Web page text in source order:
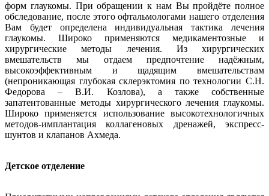
форм глаукомы. При обращении к нам Вы пройдёте полное
обследование, после этого офтальмологами нашего отделения
Вам будет определена индивидуальная тактика лечения
глаукомы. Широко применяются медикаментозные и
хирургические методы лечения. Из хирургических
вмешательств мы отдаем предпочтение надёжным,
высокоэффективным и щадящим вмешательствам
(непроникающая глубокая склерэктомия по технологии С.Н.
Федорова – В.И. Козлова), а также собственные
запатентованные методы хирургического лечения глаукомы.
Широко применяется использование высокотехнологичных
методов-имплантация коллагеновых дренажей, экспресс-
шунтов и клапанов Ахмеда.
Детское отделение